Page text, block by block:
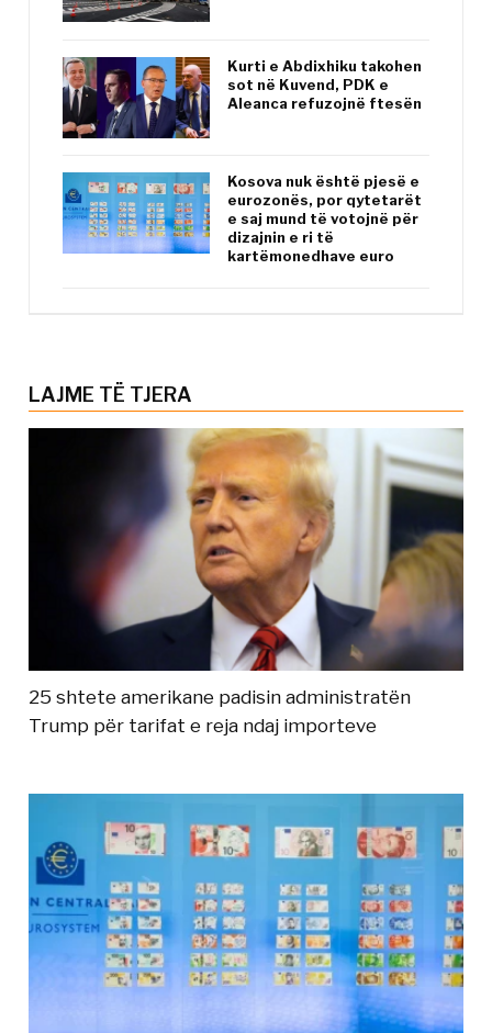
Kurti e Abdixhiku takohen
sot në Kuvend, PDK e
Aleanca refuzojnë ftesën
Kosova nuk është pjesë e
eurozonës, por qytetarët
e saj mund të votojnë për
dizajnin e ri të
kartëmonedhave euro
LAJME TË TJERA
25 shtete amerikane padisin administratën
Trump për tarifat e reja ndaj importeve